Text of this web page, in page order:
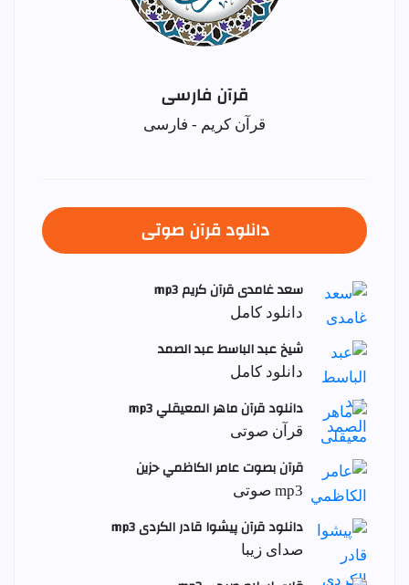
قرآن فارسی
قرآن کریم - فارسی
دانلود قرآن صوتی
سعد غامدی قرآن کریم mp3
دانلود کامل
شيخ عبد الباسط عبد الصمد
دانلود کامل
دانلود قرآن ماهر المعيقلي mp3
قرآن صوتی
قرآن بصوت عامر الكاظمي حزين
mp3 صوتی
دانلود قرآن پیشوا قادر الکردی mp3
صدای زیبا